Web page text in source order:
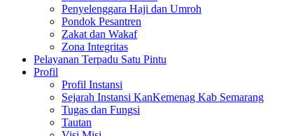
Penyelenggara Haji dan Umroh
Pondok Pesantren
Zakat dan Wakaf
Zona Integritas
Pelayanan Terpadu Satu Pintu
Profil
Profil Instansi
Sejarah Instansi KanKemenag Kab Semarang
Tugas dan Fungsi
Tautan